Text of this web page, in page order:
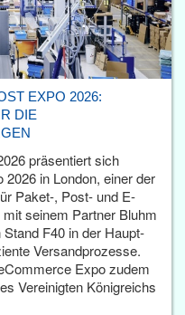
EXPO 2026:
DIE
präsentiert sich
in London, einer der
Paket-, Post- und E-
seinem Partner Bluhm
Stand F40 in der Haupt­
Versandprozesse.
Expo zudem
Vereinigten Königreichs